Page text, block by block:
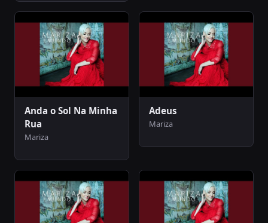
Anda o Sol Na Minha
Rua
Mariza
Adeus
Mariza